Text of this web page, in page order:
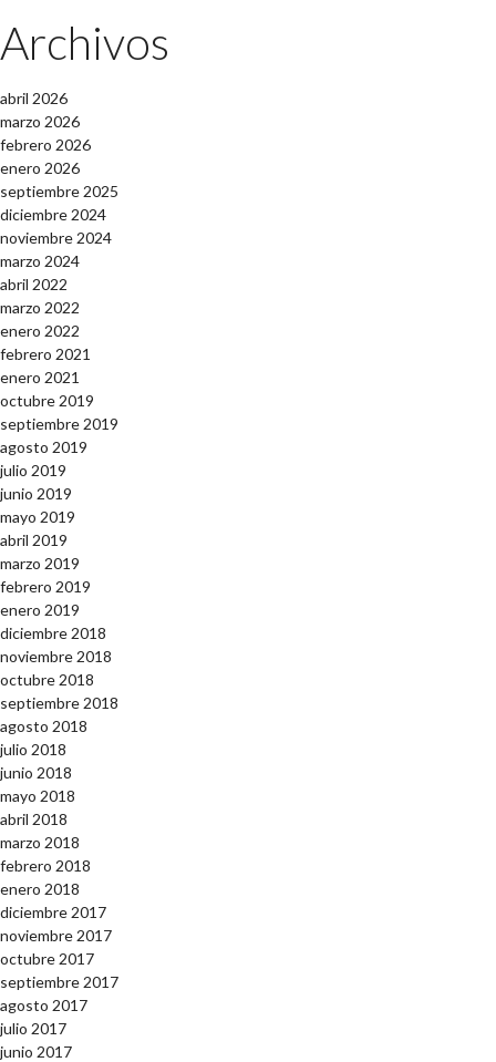
Archivos
abril 2026
marzo 2026
febrero 2026
enero 2026
septiembre 2025
diciembre 2024
noviembre 2024
marzo 2024
abril 2022
marzo 2022
enero 2022
febrero 2021
enero 2021
octubre 2019
septiembre 2019
agosto 2019
julio 2019
junio 2019
mayo 2019
abril 2019
marzo 2019
febrero 2019
enero 2019
diciembre 2018
noviembre 2018
octubre 2018
septiembre 2018
agosto 2018
julio 2018
junio 2018
mayo 2018
abril 2018
marzo 2018
febrero 2018
enero 2018
diciembre 2017
noviembre 2017
octubre 2017
septiembre 2017
agosto 2017
julio 2017
junio 2017